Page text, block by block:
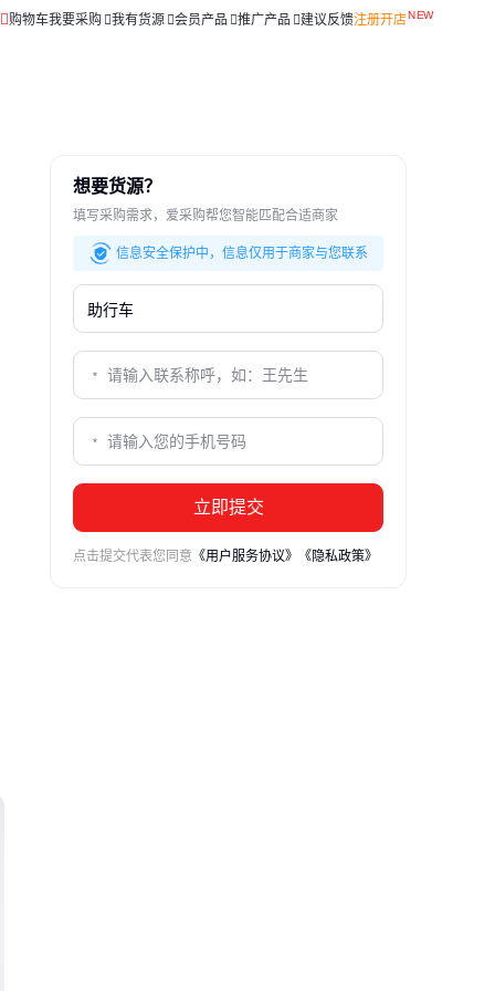
购物车我要采购 我有货源 会员产品 推广产品 建议反馈注册开店
想要货源？
填写采购需求，爱采购帮您智能匹配合适商家
信息安全保护中，信息仅用于商家与您联系
立即提交
点击提交代表您同意 《用户服务协议》 《隐私政策》